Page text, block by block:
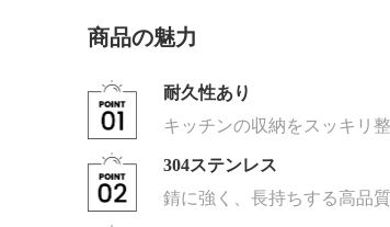
商品の魅力
耐久性あり
キッチンの収納をスッキリ
304ステンレス
錆に強く、長持ちする高品質